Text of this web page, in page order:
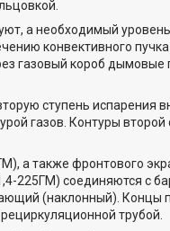
а необходимый уровень
конвективного
газовый короб дымовые
ступень испарения
газов. Контуры второй
а также фронтового
225ГМ) соединяются с
(наклонный). Концы
трубой.